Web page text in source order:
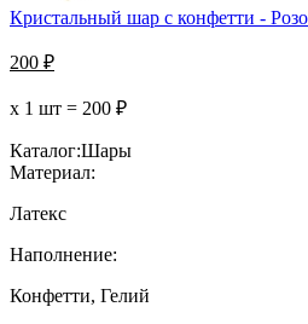
Кристальный шар с конфетти -
200 ₽
х 1 шт = 200 ₽
Каталог:Шары
Материал:
Латекс
Наполнение:
Конфетти, Гелий